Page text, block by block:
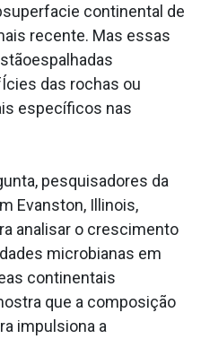
continental de
recente. Mas essas
das rochas ou
específicos nas
pesquisadores da
Evanston, Illinois,
analisar o crescimento
microbianas em
continentais
que a composição
impulsiona a